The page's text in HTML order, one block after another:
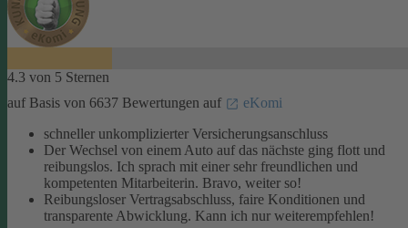
4.3 von 5 Sternen
auf Basis von 6637 Bewertungen auf
eKomi
schneller unkomplizierter Versicherungsanschluss
Der Wechsel von einem Auto auf das nächste ging flott und
reibungslos. Ich sprach mit einer sehr freundlichen und
kompetenten Mitarbeiterin. Bravo, weiter so!
Reibungsloser Vertragsabschluss, faire Konditionen und
transparente Abwicklung. Kann ich nur weiterempfehlen!